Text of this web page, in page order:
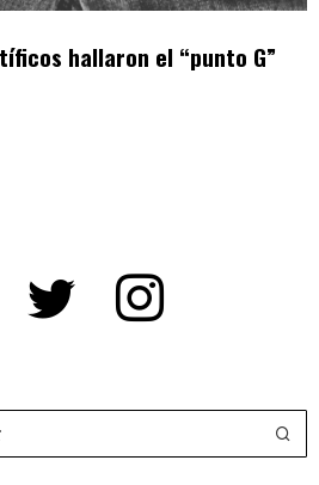
hallaron el “punto G”